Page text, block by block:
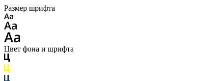
Размер шрифта
Цвет фона и шрифта